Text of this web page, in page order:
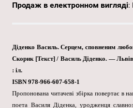
Продаж в електронном вигляді:
Діденко Василь. Серцем, сповненим
Скорик [Текст] / Василь Діденко. —
: іл.
ISBN 978-966-607-658-1
Пропонована читачеві збірка повертає в
поета Василя Діденка, уродженця